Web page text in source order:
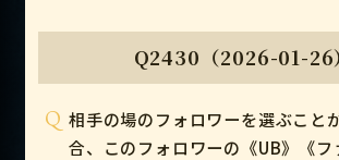
Q2430（2026-01-26
Q 相手の場のフォロワーを選ぶこと
合、このフォロワーの《UB》《フ